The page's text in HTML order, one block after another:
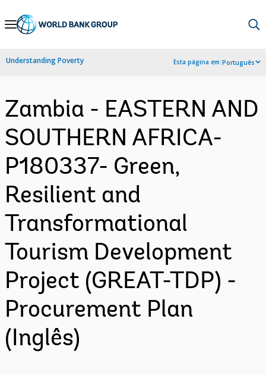
Skip
Navigation
Understanding Poverty Esta página em:Português
Zambia - EASTERN AND
SOUTHERN AFRICA-
P180337- Green,
Resilient and
Transformational
Tourism Development
Project (GREAT-TDP) -
Procurement Plan
(Inglês)